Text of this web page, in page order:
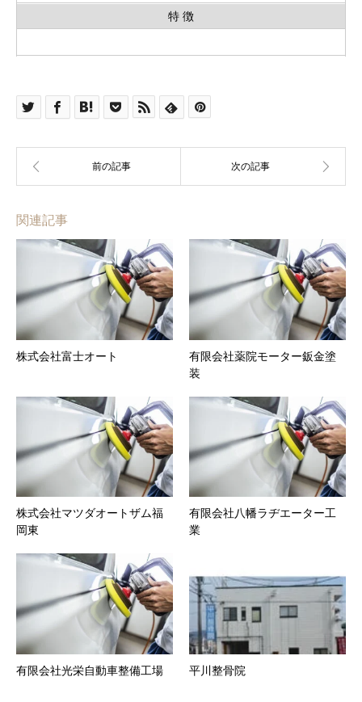
特 徴
関連記事
株式会社富士オート
有限会社薬院モーター鈑金塗
装
株式会社マツダオートザム福
岡東
有限会社八幡ラヂエーター工
業
有限会社光栄自動車整備工場 平川整骨院